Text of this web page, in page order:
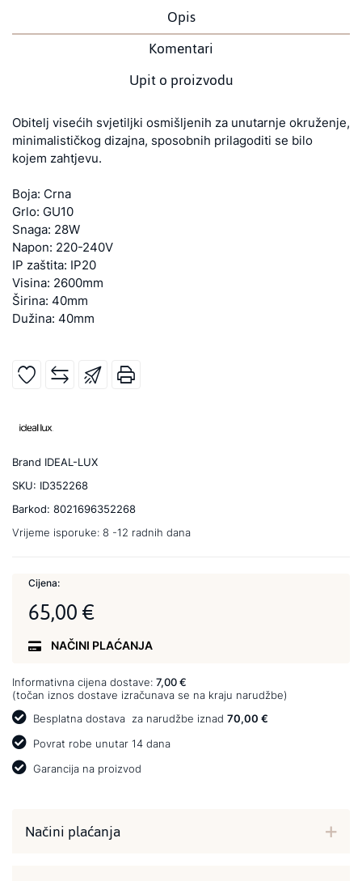
Opis
Komentari
Upit o proizvodu
Obitelj visećih svjetiljki osmišljenih za unutarnje okruženje,
minimalističkog dizajna, sposobnih prilagoditi se bilo
kojem zahtjevu.
Boja: Crna
Grlo: GU10
Snaga: 28W
Napon: 220-240V
IP zaštita: IP20
Visina: 2600mm
Širina: 40mm
Dužina: 40mm
Brand IDEAL-LUX
SKU: ID352268
Barkod: 8021696352268
Vrijeme isporuke: 8 -12 radnih dana
Cijena:
65,00 €
NAČINI PLAĆANJA
Informativna cijena dostave: 7,00 €
(točan iznos dostave izračunava se na kraju narudžbe)
Besplatna dostava za narudžbe iznad 70,00 €
Povrat robe unutar 14 dana
Garancija na proizvod
Načini plaćanja